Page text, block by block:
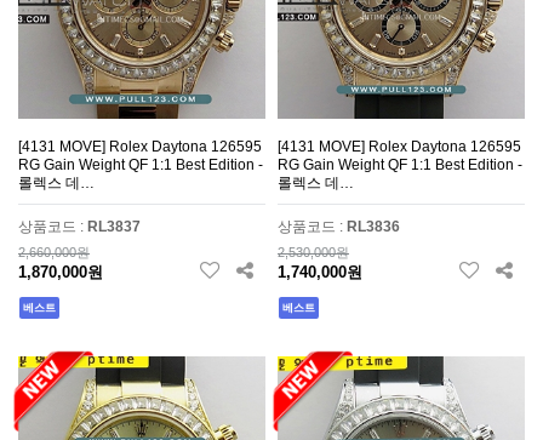
[4131 MOVE] Rolex Daytona 126595
RG Gain Weight QF 1:1 Best Edition -
롤렉스 데…
상품코드 : RL3837
2,660,000원
1,870,000원
베스트
[4131 MOVE] Rolex Daytona 126595
RG Gain Weight QF 1:1 Best Edition -
롤렉스 데…
상품코드 : RL3836
2,530,000원
1,740,000원
베스트